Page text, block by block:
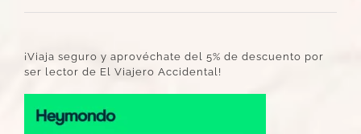
¡Viaja seguro y aprovéchate del 5% de descuento por
ser lector de El Viajero Accidental!